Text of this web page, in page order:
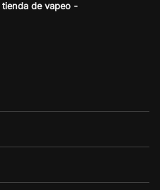
de vapeo -